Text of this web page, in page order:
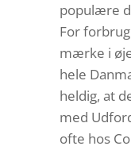
populære
For
mærke i
hele
heldig, at
med
ofte hos